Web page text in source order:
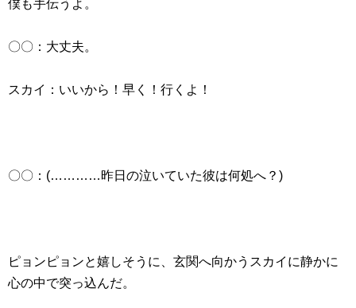
僕も手伝うよ。
〇〇：大丈夫。
スカイ：いいから！早く！行くよ！
〇〇：(…………昨日の泣いていた彼は何処へ？)
ピョンピョンと嬉しそうに、玄関へ向かうスカイに静かに
心の中で突っ込んだ。